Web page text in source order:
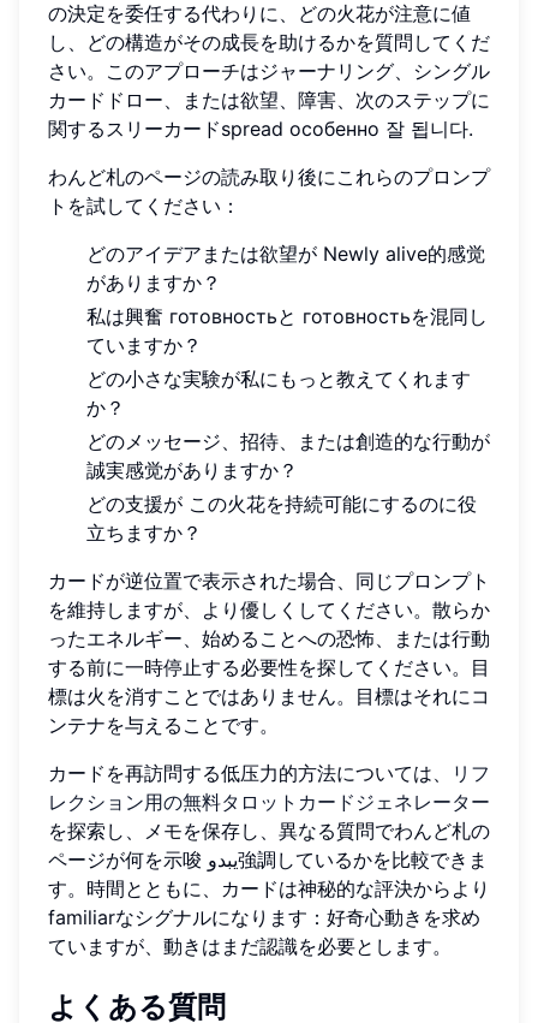
の決定を委任する代わりに、どの火花が注意に値
し、どの構造がその成長を助けるかを質問してくだ
さい。このアプローチはジャーナリング、シングル
カードドロー、または欲望、障害、次のステップに
関するスリーカードspread особенно 잘 됩니다.
わんど札のページの読み取り後にこれらのプロンプ
トを試してください：
どのアイデアまたは欲望が Newly alive的感觉
がありますか？
私は興奮 готовностьと готовностьを混同し
ていますか？
どの小さな実験が私にもっと教えてくれます
か？
どのメッセージ、招待、または創造的な行動が
誠実感觉がありますか？
どの支援が この火花を持続可能にするのに役
立ちますか？
カードが逆位置で表示された場合、同じプロンプト
を維持しますが、より優しくしてください。散らか
ったエネルギー、始めることへの恐怖、または行動
する前に一時停止する必要性を探してください。目
標は火を消すことではありません。目標はそれにコ
ンテナを与えることです。
カードを再訪問する低压力的方法については、
リフ
レクション用の無料タロットカードジェネレーター
を探索し、メモを保存し、異なる質問でわんど札の
ページが何を示唆 يبدو強調しているかを比較できま
す。時間とともに、カードは神秘的な評決からより
familiarなシグナルになります：好奇心動きを求め
ていますが、動きはまだ認識を必要とします。
よくある質問